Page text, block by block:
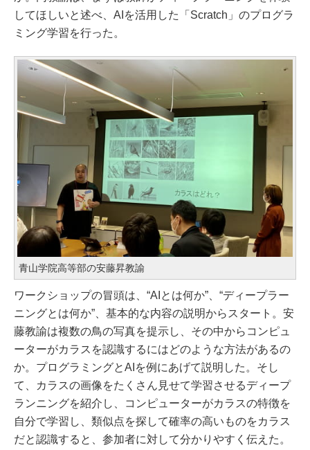
してほしいと述べ、AIを活用した「Scratch」のプログラ
ミング学習を行った。
青山学院高等部の安藤昇教諭
ワークショップの冒頭は、“AIとは何か”、“ディープラー
ニングとは何か”、基本的な内容の説明からスタート。安
藤教諭は複数の鳥の写真を提示し、その中からコンピュ
ーターがカラスを認識するにはどのような方法があるの
か。プログラミングとAIを例にあげて説明した。そし
て、カラスの画像をたくさん見せて学習させるディープ
ランニングを紹介し、コンピューターがカラスの特徴を
自分で学習し、類似点を探して確率の高いものをカラス
だと認識すると、参加者に対して分かりやすく伝えた。